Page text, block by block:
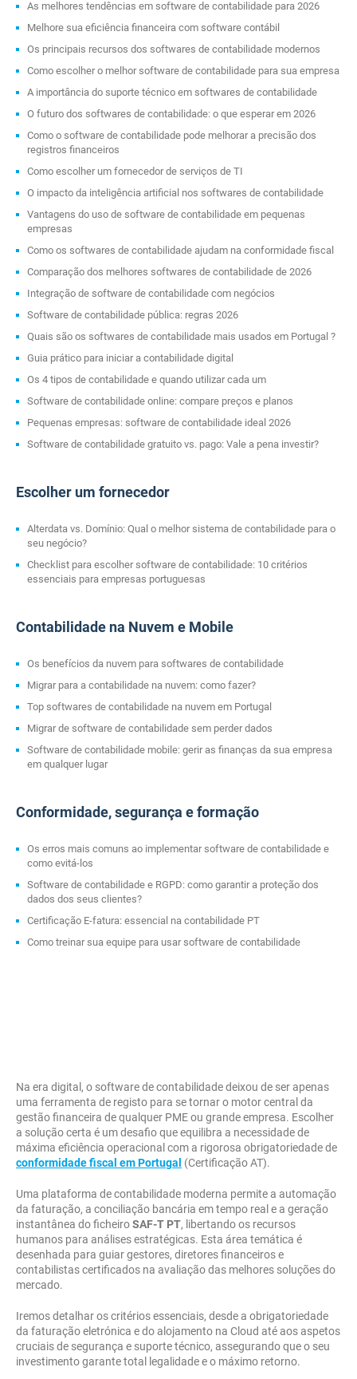
As melhores tendências em software de contabilidade para 2026
Melhore sua eficiência financeira com software contábil
Os principais recursos dos softwares de contabilidade modernos
Como escolher o melhor software de contabilidade para sua empresa
A importância do suporte técnico em softwares de contabilidade
O futuro dos softwares de contabilidade: o que esperar em 2026
Como o software de contabilidade pode melhorar a precisão dos
registros financeiros
Como escolher um fornecedor de serviços de TI
O impacto da inteligência artificial nos softwares de contabilidade
Vantagens do uso de software de contabilidade em pequenas
empresas
Como os softwares de contabilidade ajudam na conformidade fiscal
Comparação dos melhores softwares de contabilidade de 2026
Integração de software de contabilidade com negócios
Software de contabilidade pública: regras 2026
Quais são os softwares de contabilidade mais usados em Portugal ?
Guia prático para iniciar a contabilidade digital
Os 4 tipos de contabilidade e quando utilizar cada um
Software de contabilidade online: compare preços e planos
Pequenas empresas: software de contabilidade ideal 2026
Software de contabilidade gratuito vs. pago: Vale a pena investir?
Escolher um fornecedor
Alterdata vs. Domínio: Qual o melhor sistema de contabilidade para o
seu negócio?
Checklist para escolher software de contabilidade: 10 critérios
essenciais para empresas portuguesas
Contabilidade na Nuvem e Mobile
Os benefícios da nuvem para softwares de contabilidade
Migrar para a contabilidade na nuvem: como fazer?
Top softwares de contabilidade na nuvem em Portugal
Migrar de software de contabilidade sem perder dados
Software de contabilidade mobile: gerir as finanças da sua empresa
em qualquer lugar
Conformidade, segurança e formação
Os erros mais comuns ao implementar software de contabilidade e
como evitá-los
Software de contabilidade e RGPD: como garantir a proteção dos
dados dos seus clientes?
Certificação E-fatura: essencial na contabilidade PT
Como treinar sua equipe para usar software de contabilidade
Na era digital, o software de contabilidade deixou de ser apenas
uma ferramenta de registo para se tornar o motor central da
gestão financeira de qualquer PME ou grande empresa. Escolher
a solução certa é um desafio que equilibra a necessidade de
máxima eficiência operacional com a rigorosa obrigatoriedade de
conformidade fiscal em Portugal (Certificação AT).
Uma plataforma de contabilidade moderna permite a automação
da faturação, a conciliação bancária em tempo real e a geração
instantânea do ficheiroSAF-T PT, libertando os recursos
humanos para análises estratégicas. Esta área temática é
desenhada para guiar gestores, diretores financeiros e
contabilistas certificados na avaliação das melhores soluções do
mercado.
Iremos detalhar os critérios essenciais, desde a obrigatoriedade
da faturação eletrónica e do alojamento na Cloud até aos aspetos
cruciais de segurança e suporte técnico, assegurando que o seu
investimento garante total legalidade e o máximo retorno.